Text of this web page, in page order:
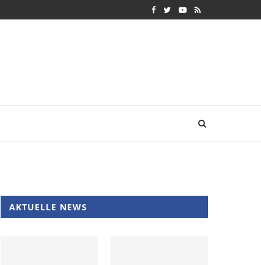
AKTUELLE NEWS